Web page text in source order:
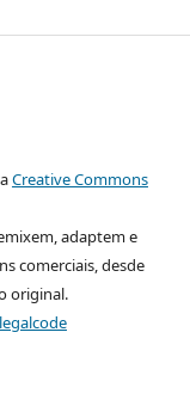
Creative Commons
adaptem e
comerciais, desde
original.